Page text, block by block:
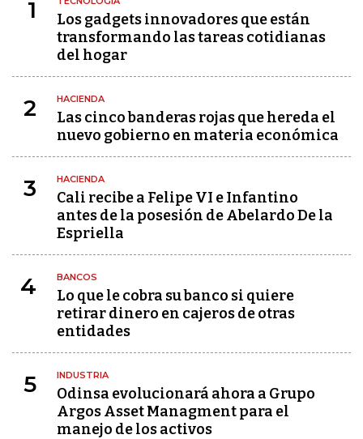
1
Los gadgets innovadores que están
transformando las tareas cotidianas
del hogar
2 HACIENDA
Las cinco banderas rojas que hereda el
nuevo gobierno en materia económica
3 HACIENDA
Cali recibe a Felipe VI e Infantino
antes de la posesión de Abelardo De la
Espriella
4 BANCOS
Lo que le cobra su banco si quiere
retirar dinero en cajeros de otras
entidades
5 INDUSTRIA
Odinsa evolucionará ahora a Grupo
Argos Asset Managment para el
manejo de los activos